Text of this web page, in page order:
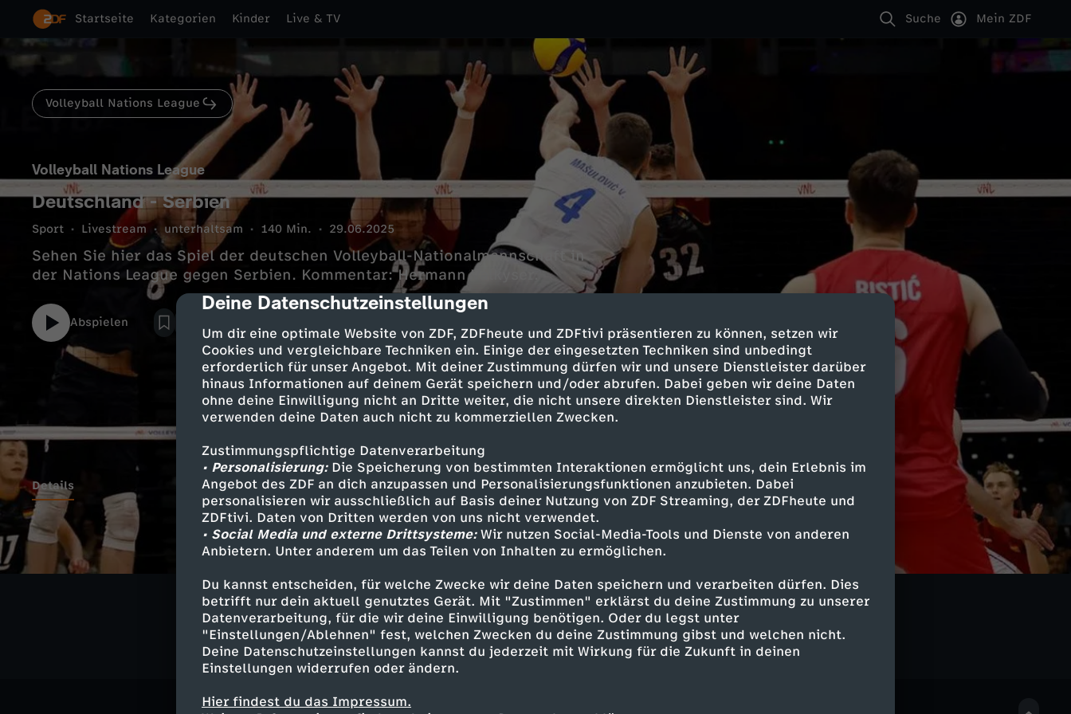
cmp-dialog-description
Deine Datenschutzeinstellungen
Um dir eine optimale Website von ZDF, ZDFheute und ZDFtivi präsentieren zu können, setzen wir
Cookies und vergleichbare Techniken ein. Einige der eingesetzten Techniken sind unbedingt
erforderlich für unser Angebot. Mit deiner Zustimmung dürfen wir und unsere Dienstleister darüber
hinaus Informationen auf deinem Gerät speichern und/oder abrufen. Dabei geben wir deine Daten
ohne deine Einwilligung nicht an Dritte weiter, die nicht unsere direkten Dienstleister sind. Wir
verwenden deine Daten auch nicht zu kommerziellen Zwecken.
Zustimmungspflichtige Datenverarbeitung
• Personalisierung:Die Speicherung von bestimmten Interaktionen ermöglicht uns, dein Erlebnis im
Angebot des ZDF an dich anzupassen und Personalisierungsfunktionen anzubieten. Dabei
personalisieren wir ausschließlich auf Basis deiner Nutzung von ZDF Streaming, der ZDFheute und
ZDFtivi. Daten von Dritten werden von uns nicht verwendet.
• Social Media und externe Drittsysteme:Wir nutzen Social-Media-Tools und Dienste von anderen
Anbietern. Unter anderem um das Teilen von Inhalten zu ermöglichen.
Du kannst entscheiden, für welche Zwecke wir deine Daten speichern und verarbeiten dürfen. Dies
betrifft nur dein aktuell genutztes Gerät. Mit "Zustimmen" erklärst du deine Zustimmung zu unserer
Datenverarbeitung, für die wir deine Einwilligung benötigen. Oder du legst unter
"Einstellungen/Ablehnen" fest, welchen Zwecken du deine Zustimmung gibst und welchen nicht.
Deine Datenschutzeinstellungen kannst du jederzeit mit Wirkung für die Zukunft in deinen
Einstellungen widerrufen oder ändern.
Hier findest du das Impressum.
Startseite Kategorien Kinder Live & TV Suche Mein ZDF
Volleyball Nations League
Volleyball Nations League
Deutschland - Serbien
Sport Livestream unterhaltsam 140 Min. 29.06.2025
Sehen Sie hier das Spiel der deutschen Volleyball-Nationalmannschaft in
der Nations League gegen Serbien. Kommentar: Hermann Valkyser.
Abspielen
Details
Ähnliche Inhalte entdecken
Sport Livestream unterhaltsam Volleyball Nations League